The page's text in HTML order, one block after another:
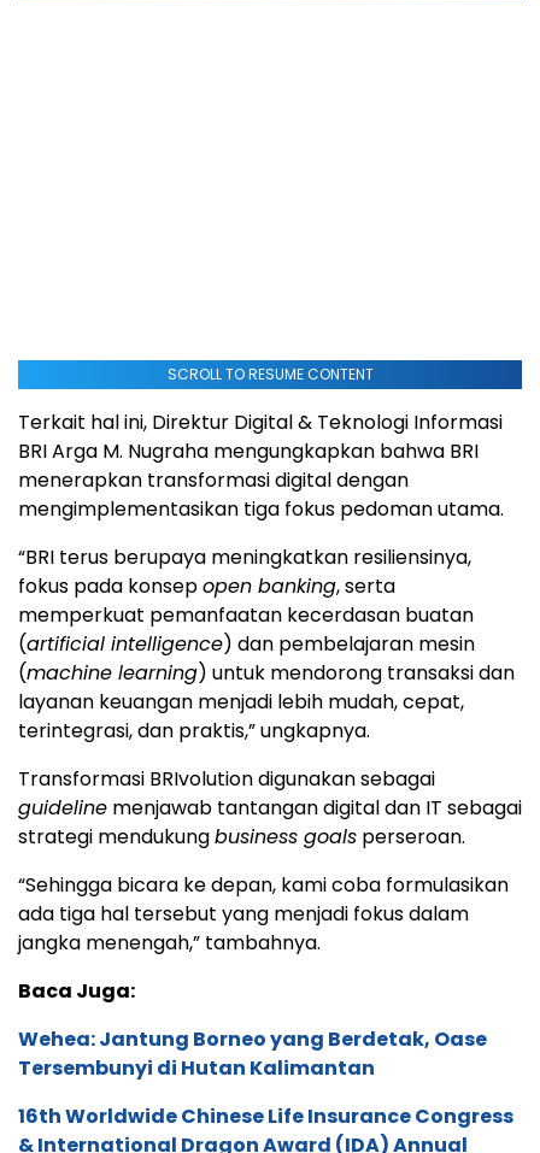
SCROLL TO RESUME CONTENT
Terkait hal ini, Direktur Digital & Teknologi Informasi
BRI Arga M. Nugraha mengungkapkan bahwa BRI
menerapkan transformasi digital dengan
mengimplementasikan tiga fokus pedoman utama.
“BRI terus berupaya meningkatkan resiliensinya,
fokus pada konsepopen banking, serta
memperkuat pemanfaatan kecerdasan buatan
(artificial intelligence) dan pembelajaran mesin
(machine learning) untuk mendorong transaksi dan
layanan keuangan menjadi lebih mudah, cepat,
terintegrasi, dan praktis,” ungkapnya.
Transformasi BRIvolution digunakan sebagai
guideline menjawab tantangan digital dan IT sebagai
strategi mendukungbusiness goals perseroan.
“Sehingga bicara ke depan, kami coba formulasikan
ada tiga hal tersebut yang menjadi fokus dalam
jangka menengah,” tambahnya.
Baca Juga:
Wehea: Jantung Borneo yang Berdetak, Oase
Tersembunyi di Hutan Kalimantan
16th Worldwide Chinese Life Insurance Congress
& International Dragon Award (IDA) Annual